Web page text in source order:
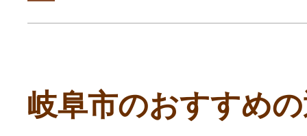
副業・パラレルワーカー
岐阜市のおすすめ